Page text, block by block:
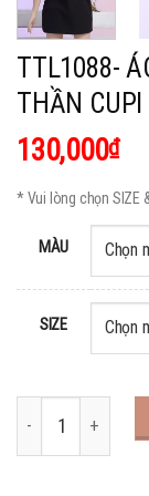
TTL1088-
THẦN CUPI
130,000₫
* Vui lòng chọn SIZE
MÀU
SIZE